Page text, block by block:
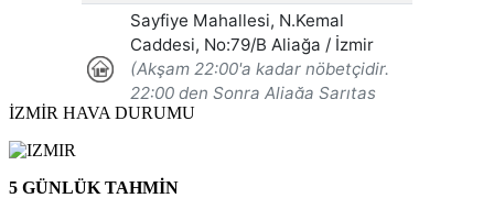
İZMİR HAVA DURUMU
5 GÜNLÜK TAHMİN